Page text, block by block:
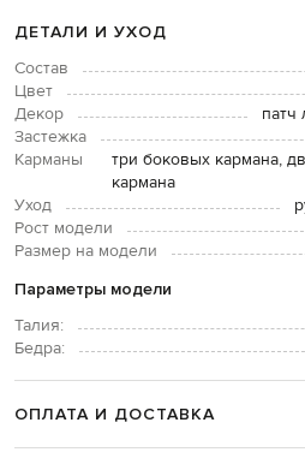
ДЕТАЛИ И УХОД
Состав
Цвет
Декор
патч
Застежка
Карманы
три боковых кармана,
кармана
Уход
Рост модели
Размер на модели
Параметры модели
Талия:
Бедра:
ОПЛАТА И ДОСТАВКА